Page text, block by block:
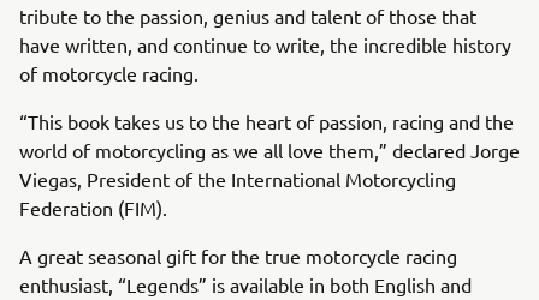
tribute to the passion, genius and talent of those that
have written, and continue to write, the incredible history
of motorcycle racing.
“This book takes us to the heart of passion, racing and the
world of motorcycling as we all love them,” declared Jorge
Viegas, President of the International Motorcycling
Federation (FIM).
A great seasonal gift for the true motorcycle racing
enthusiast, “Legends” is available in both English and